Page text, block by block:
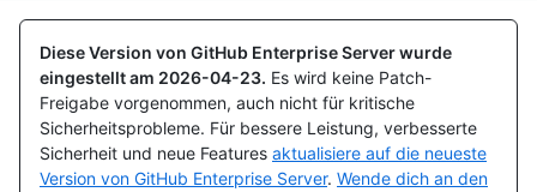
Diese Version von GitHub Enterprise Server wurde
eingestellt am 2026-04-23. Es wird keine Patch-
Freigabe vorgenommen, auch nicht für kritische
Sicherheitsprobleme. Für bessere Leistung, verbesserte
Sicherheit und neue Features aktualisiere auf die neueste
Version von GitHub Enterprise Server. Wende dich an den